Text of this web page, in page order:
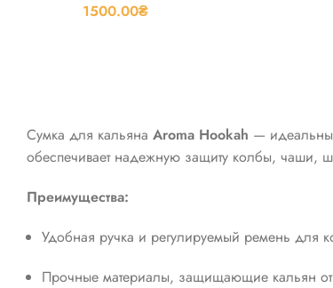
1500.00₴
Сумка для кальяна Aroma Hookah —
обеспечивает надежную защиту колбы, чаши,
Преимущества:
Удобная ручка и регулируемый ремень для
Прочные материалы, защищающие кальян